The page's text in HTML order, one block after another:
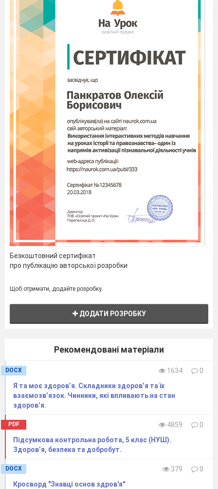
ДАВАЙТЕ ПРИГАДАЄМО
Назв ть
рятувальн
служби
за
номерами
телефон
в.
Формула
особистої
безпеки.
Як є види
небезпек?
Безкоштовний сертифікат
про публікацію авторської розробки
Щоб отримати, додайте розробку
ДОДАТИ РОЗРОБКУ
Рекомендовані матеріали
DOCX 1634
0
Я та моє здоров’я. Складники здоров’я та їх
взаємозв’язок. Чинники, які впливають на стан
здоров’я.
PDF 4859
0
Підсумкова контрольна робота, 5 клас (НУШ).
Здоров’я, безпека та добробут.
DOCX 379
0
Кросворд "Знавці основ здров'я"